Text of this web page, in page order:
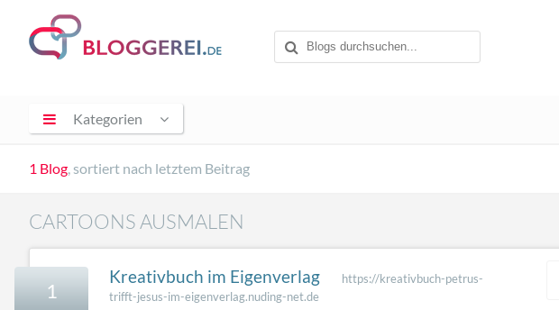
Kategorien
1 Blog, sortiert nach letztem Beitrag
CARTOONS AUSMALEN
1
Kreativbuch im Eigenverlag
https://kreativbuch-petrus-
trifft-jesus-im-eigenverlag.nuding-net.de